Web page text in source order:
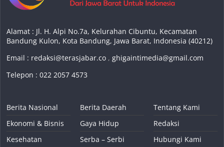
Alamat : Jl. H. Alpi No.7a, Kelurahan Cibuntu, Kecamatan
Bandung Kulon, Kota Bandung, Jawa Barat, Indonesia (40212)
Email : redaksi@terasjabar.co ,ghigaintimedia@gmail.com
Telepon : 022 2057 4573
Berita Nasional
Ekonomi & Bisnis
Kesehatan
Berita Daerah
Gaya Hidup
Serba – Serbi
Tentang Kami
Redaksi
Hubungi Kami